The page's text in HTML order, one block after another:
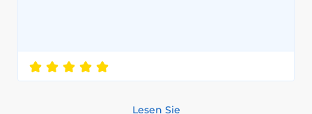
Lesen Sie